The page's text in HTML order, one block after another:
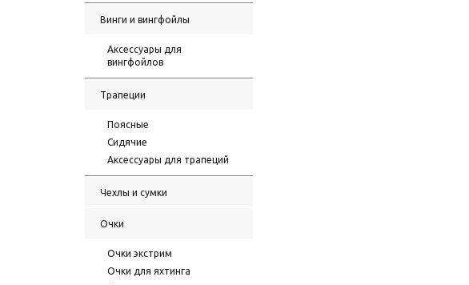
Винги и вингфойлы
Аксессуары для
вингфойлов
Трапеции
Поясные
Сидячие
Аксессуары для трапеций
Чехлы и сумки
Очки
Очки экстрим
Очки для яхтинга